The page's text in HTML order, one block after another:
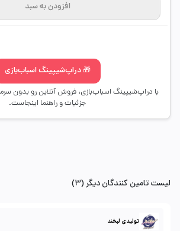
افزودن به سبد
🎁 دراپ‌شیپینگ اسباب‌بازی
با دراپ‌شیپینگ اسباب‌بازی، فروش آنلاین رو بدون
جزئیات و راهنما اینجاست.
لیست تامین کنندگان دیگر (3)
تولیدی لبخند